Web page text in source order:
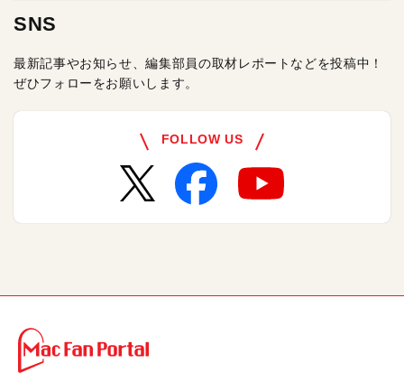
SNS
最新記事やお知らせ、編集部員の取材レポートなどを投稿中！
ぜひフォローをお願いします。
FOLLOW US